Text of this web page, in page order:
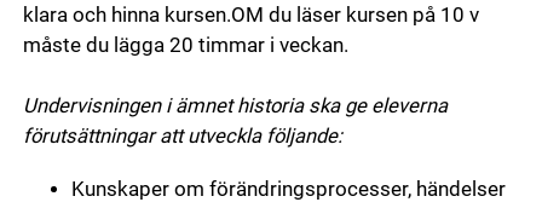
klara och hinna kursen.OM du läser kursen på 10 v
måste du lägga 20 timmar i veckan.
Undervisningen i ämnet historia ska ge eleverna
förutsättningar att utveckla följande:
Kunskaper om förändringsprocesser, händelser